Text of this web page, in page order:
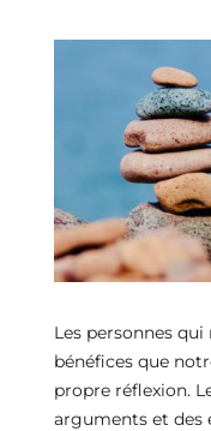
Les personnes
bénéfices que
propre réflexion.
arguments et des